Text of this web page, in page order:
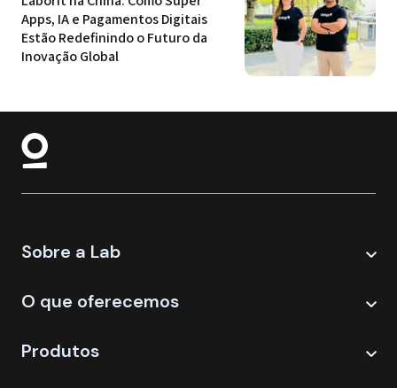
Apps, IA e Pagamentos Digitais
Estão Redefinindo o Futuro da
Inovação Global
Sobre a Lab
O que oferecemos
Produtos